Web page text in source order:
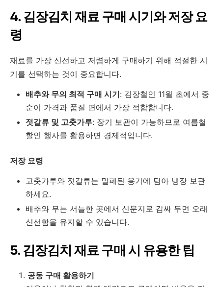
4. 김장김치 재료 구매 시기와 저장 요
령
재료를 가장 신선하고 저렴하게 구매하기 위해 적절한 시
기를 선택하는 것이 중요합니다.
배추와 무의 최적 구매 시기: 김장철인 11월 초에서 중
순이 가격과 품질 면에서 가장 적합합니다.
젓갈류 및 고춧가루: 장기 보관이 가능하므로 여름철
할인 행사를 활용하면 경제적입니다.
저장 요령
고춧가루와 젓갈류는 밀폐된 용기에 담아 냉장 보관
하세요.
배추와 무는 서늘한 곳에서 신문지로 감싸 두면 오래
신선함을 유지할 수 있습니다.
5. 김장김치 재료 구매 시 유용한 팁
공동 구매 활용하기